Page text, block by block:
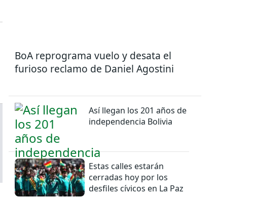
BoA reprograma vuelo y desata el
furioso reclamo de Daniel Agostini
Así llegan los 201 años de
independencia Bolivia
Estas calles estarán
cerradas hoy por los
desfiles cívicos en La Paz